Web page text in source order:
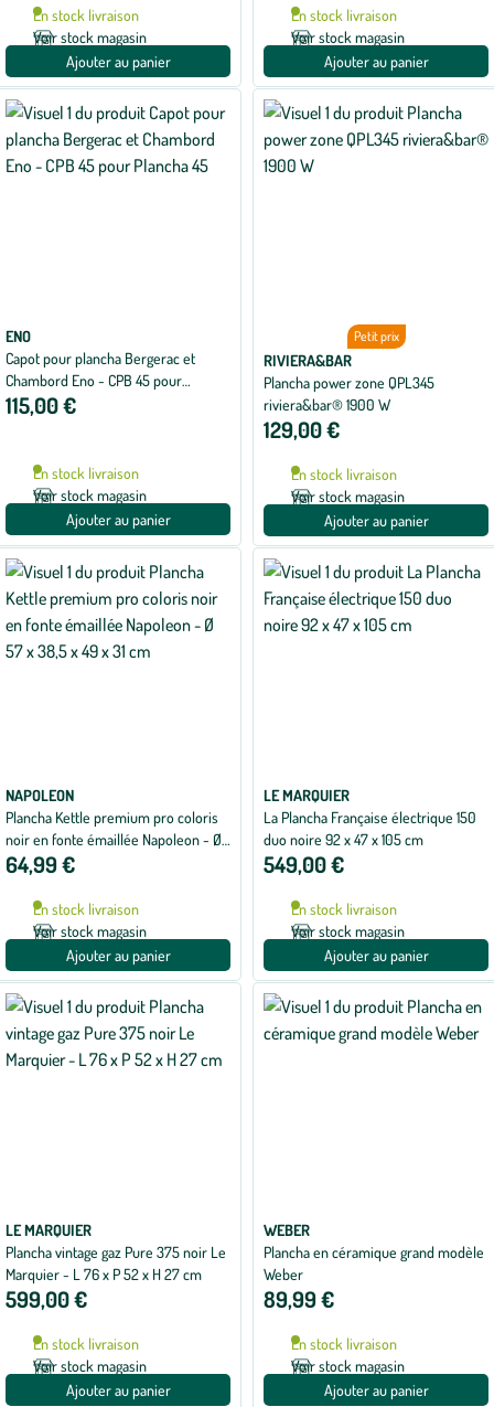
En stock livraison
Voir stock magasin
Ajouter au panier
En stock livraison
Voir stock magasin
Ajouter au panier
ENO
Capot pour plancha Bergerac et
Chambord Eno - CPB 45 pour
Plancha 45
115,00 €
En stock livraison
Voir stock magasin
Ajouter au panier
Petit prix
RIVIERA&BAR
Plancha power zone QPL345
riviera&bar® 1900 W
129,00 €
En stock livraison
Voir stock magasin
Ajouter au panier
NAPOLEON
Plancha Kettle premium pro coloris
noir en fonte émaillée Napoleon - Ø
57 x 38,5 x 49 x 31 cm
64,99 €
En stock livraison
Voir stock magasin
Ajouter au panier
LE MARQUIER
La Plancha Française électrique 150
duo noire 92 x 47 x 105 cm
549,00 €
En stock livraison
Voir stock magasin
Ajouter au panier
LE MARQUIER
Plancha vintage gaz Pure 375 noir Le
Marquier - L 76 x P 52 x H 27 cm
599,00 €
En stock livraison
Voir stock magasin
Ajouter au panier
WEBER
Plancha en céramique grand modèle
Weber
89,99 €
En stock livraison
Voir stock magasin
Ajouter au panier